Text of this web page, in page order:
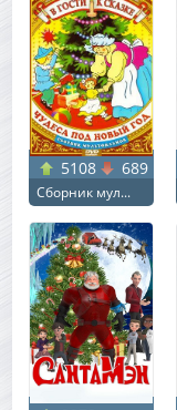
5108 689
Сборник мул...